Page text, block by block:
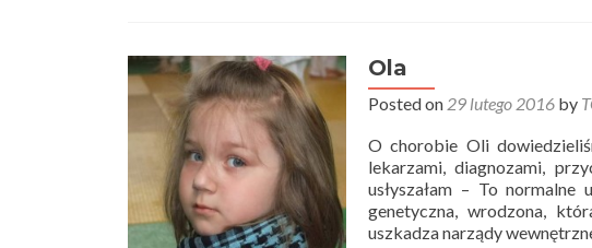
Ola
Posted on 29 lutego 2016 by
O chorobie Oli
lekarzami, diagnozami,
usłyszałam – To
genetyczna, wrodzona,
uszkadza narządy